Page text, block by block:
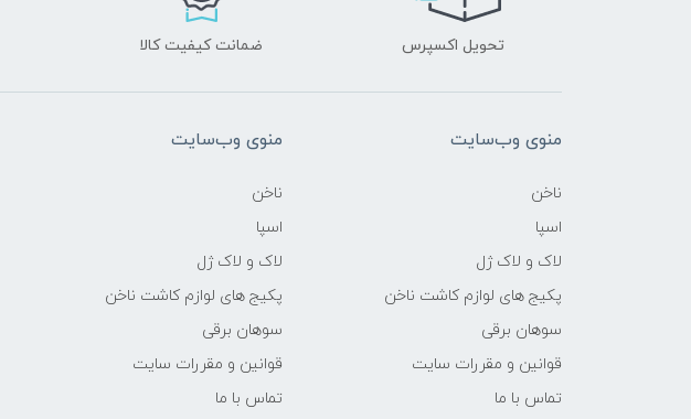
تحویل اکسپرس ضمانت کیفیت کالا
منوی وب‌سایت
ناخن
اسپا
لاک و لاک ژل
پکیج های لوازم کاشت ناخن
سوهان برقی
قوانین و مقررات سایت
تماس با ما
منوی وب‌سایت
ناخن
اسپا
لاک و لاک ژل
پکیج های لوازم کاشت ناخن
سوهان برقی
قوانین و مقررات سایت
تماس با ما